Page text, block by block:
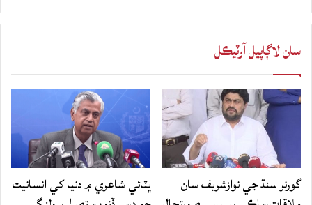
سان لاڳاپيل آرٽيڪل
گورنر سنڌ جي نوازشريف سان
ڀٽائي شاعري ۾ دنيا کي انسانيت